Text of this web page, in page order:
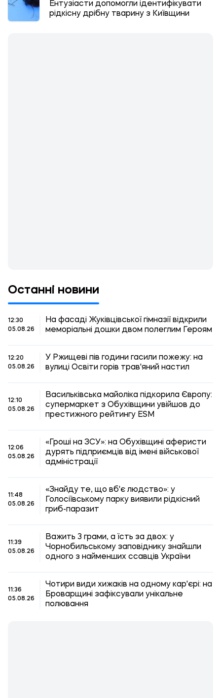
Ентузіасти допомогли ідентифікувати
рідкісну дрібну тварину з Київщини
Останні новини
12:30
05.08.26
На фасаді Жуківцівської гімназії відкрили
меморіальні дошки двом полеглим Героям
12:20
05.08.26
У Ржищеві пів години гасили пожежу: на
вулиці Освіти горів трав'яний настил
12:10
05.08.26
Васильківська майоліка підкорила Європу:
супермаркет з Обухівщини увійшов до
престижного рейтингу ESM
12:06
05.08.26
«Гроші на ЗСУ»: на Обухівщині аферисти
дурять підприємців від імені військової
адміністрації
11:48
05.08.26
«Знайду те, що вб'є людство»: у
Голосіївському парку виявили рідкісний
гриб-паразит
11:39
05.08.26
Важить 3 грами, а їсть за двох: у
Чорнобильському заповіднику знайшли
одного з найменших ссавців України
11:36
05.08.26
Чотири види хижаків на одному кар'єрі: на
Броварщині зафіксували унікальне
полювання